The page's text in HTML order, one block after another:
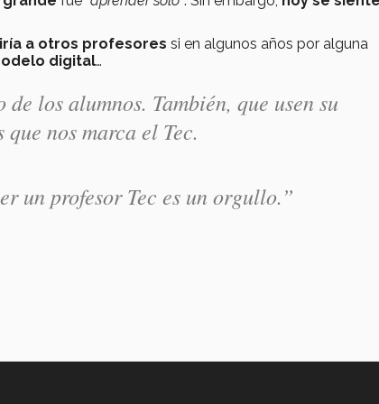
a otros profesores si en algunos años por alguna
digital…
los alumnos. También, que usen su
nos marca el Tec.
un profesor Tec es un orgullo.”